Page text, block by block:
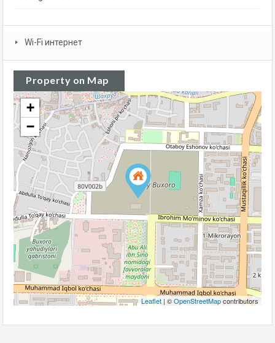
Wi-Fi интернет
Property on Map
+
−
Leaflet | ©OpenStreetMapcontributors